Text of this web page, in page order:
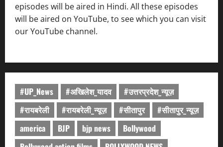
episodes will be aired in Hindi. All these episodes
will be aired on YouTube, to see which you can visit
our YouTube channel.
#UP_News #अखिलेश_यादव
#उत्तरप्रदेश_न्यूज़
#रायबरेली
#रायबरेली_न्यूज़ #सीतापुर
#सीतापुर_न्यूज़
america
BJP bjp news
Bollywood